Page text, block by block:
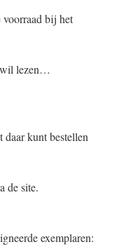
bij het
wil lezen…
kunt bestellen
de site.
exemplaren: